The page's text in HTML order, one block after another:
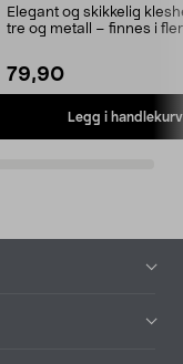
Elegant og skikkelig
tre og metall – finnes i
79,90
Legg i handlekurv